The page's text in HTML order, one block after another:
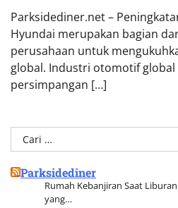
Parksidediner.net –
Hyundai merupakan bagian
perusahaan untuk
global. Industri otomotif global
persimpangan […]
Cari
untuk:
Parksidediner
Rumah Kebanjiran Saat
yang…